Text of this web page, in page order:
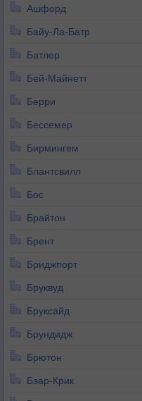
Ашфорд
Байу-Ла-Батр
Батлер
Бей-Майнетт
Берри
Бессемер
Бирмингем
Блантсвилл
Бос
Брайтон
Брент
Бриджпорт
Бруквуд
Бруксайд
Брундидж
Брютон
Бэар-Крик